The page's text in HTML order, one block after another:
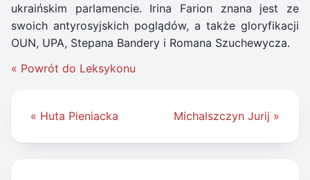
ukraińskim parlamencie. Irina Farion znana jest ze
swoich antyrosyjskich poglądów, a także gloryfikacji
OUN, UPA, Stepana Bandery i Romana Szuchewycza.
« Powrót do Leksykonu
Nawigacja
« Huta Pieniacka Michalszczyn Jurij »